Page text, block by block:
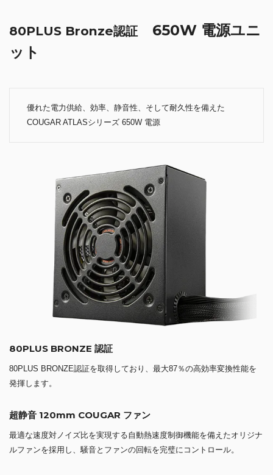
80PLUS Bronze認証 650W 電源ユニ
ット
優れた電力供給、効率、静音性、そして耐久性を備えた
COUGAR ATLASシリーズ 650W 電源
80PLUS BRONZE 認証
80PLUS BRONZE認証を取得しており、最大87％の高効率変換性能を
発揮します。
超静音 120mm COUGAR ファン
最適な速度対ノイズ比を実現する自動熱速度制御機能を備えたオリジナ
ルファンを採用し、騒音とファンの回転を完璧にコントロール。